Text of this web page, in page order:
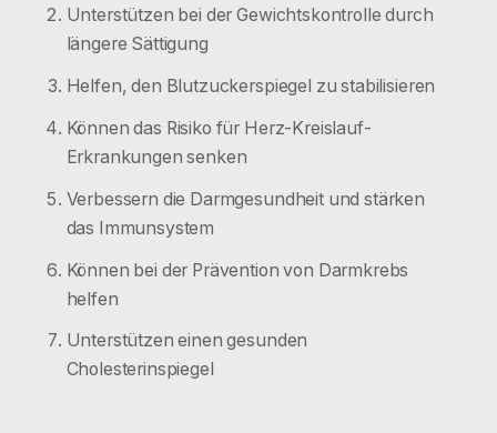
Unterstützen bei der Gewichtskontrolle durch
längere Sättigung
Helfen, den Blutzuckerspiegel zu stabilisieren
Können das Risiko für Herz-Kreislauf-
Erkrankungen senken
Verbessern die Darmgesundheit und stärken
das Immunsystem
Können bei der Prävention von Darmkrebs
helfen
Unterstützen einen gesunden
Cholesterinspiegel